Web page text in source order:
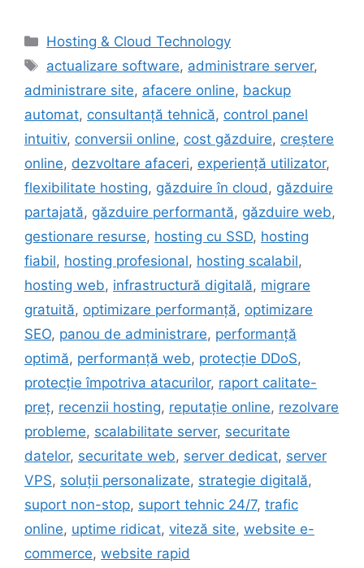
Categories
Hosting & Cloud Technology
Tags
actualizare software, administrare server,
administrare site, afacere online, backup
automat, consultanță tehnică, control panel
intuitiv, conversii online, cost găzduire, creștere
online, dezvoltare afaceri, experiență utilizator,
flexibilitate hosting, găzduire în cloud , găzduire
partajată, găzduire performantă, găzduire web,
gestionare resurse, hosting cu SSD, hosting
fiabil, hosting profesional, hosting scalabil,
hosting web, infrastructură digitală, migrare
gratuită, optimizare performanță, optimizare
SEO, panou de administrare, performanță
optimă, performanță web, protecție DDoS,
protecție împotriva atacurilor, raport calitate-
preț, recenzii hosting, reputație online, rezolvare
probleme, scalabilitate server, securitate
datelor, securitate web, server dedicat, server
VPS, soluții personalizate, strategie digitală,
suport non-stop, suport tehnic 24/7, trafic
online, uptime ridicat, viteză site, website e-
commerce, website rapid